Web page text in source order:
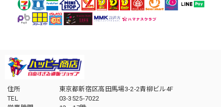
住所
東京都新宿区高田馬場3-2-2青柳ビル4F
TEL
03-3525-7022